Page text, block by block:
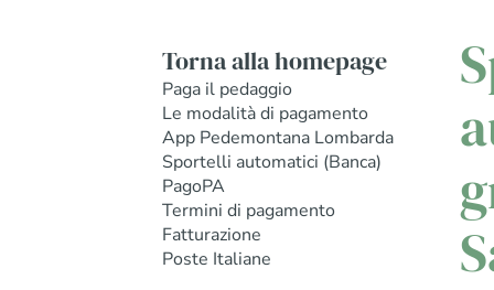
Torna alla homepage
Paga il pedaggio
Le modalità di pagamento
App Pedemontana Lombarda
Sportelli automatici (Banca)
PagoPA
Termini di pagamento
Fatturazione
Poste Italiane